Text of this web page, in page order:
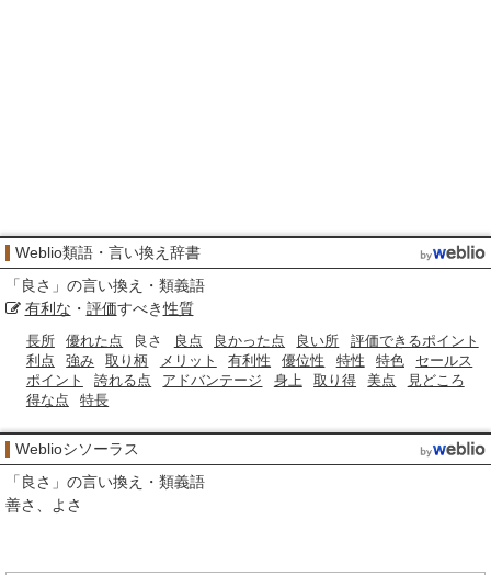
Weblio類語・言い換え辞書
「 良さ 」の言い換え・類義語
有利な ・ 評価すべき性質
長所 優れた点 良さ 良点 良かった点 良い所
評価できるポイント
利点
強み 取り柄 メリット 有利性 優位性 特性 特色
セールス
ポイント
誇れる点 アドバンテージ 身上 取り得 美点
見どころ
得な点
特長
Weblioシソーラス
「 良さ 」の言い換え・類義語
善さ
よさ